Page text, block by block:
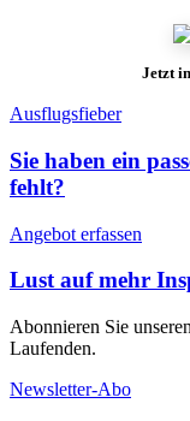
Jetzt
Ausflugsfieber
Sie haben ein
fehlt?
Angebot erfassen
Lust auf mehr
Abonnieren Sie
Laufenden.
Newsletter-Abo